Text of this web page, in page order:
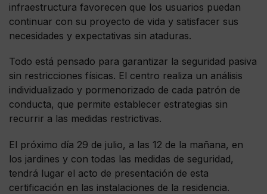
infraestructura favorecen que los usuarios puedan
continuar con su proyecto de vida y satisfacer sus
necesidades y expectativas sin ataduras.
Todo está pensado para garantizar la seguridad pasiva
sin restricciones físicas. El centro realiza un análisis
individualizado y pormenorizado de cada patrón de
conducta, que permite establecer estrategias sin
recurrir a las medidas restrictivas.
El próximo día 29 de julio, a las 12 de la mañana, en
los jardines y con todas las medidas de seguridad,
tendrá lugar el acto de presentación de esta
certificación en las instalaciones de la residencia.